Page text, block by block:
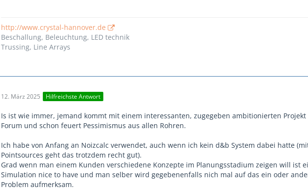
http://www.crystal-hannover.de
Beschallung, Beleuchtung, LED technik
Trussing, Line Arrays
12. März 2025 Hilfreichste Antwort
Is ist wie immer, jemand kommt mit einem interessanten, zugegeben ambitionierten Projekt
Forum und schon feuert Pessimismus aus allen Rohren.
Ich habe von Anfang an Noizcalc verwendet, auch wenn ich kein d&b System dabei hatte
Pointsources geht das trotzdem recht gut).
Grad wenn man einem Kunden verschiedene Konzepte im Planungsstadium zeigen will ist
Simulation nice to have und man selber wird gegebenenfalls nich mal auf das ein oder
Problem aufmerksam.